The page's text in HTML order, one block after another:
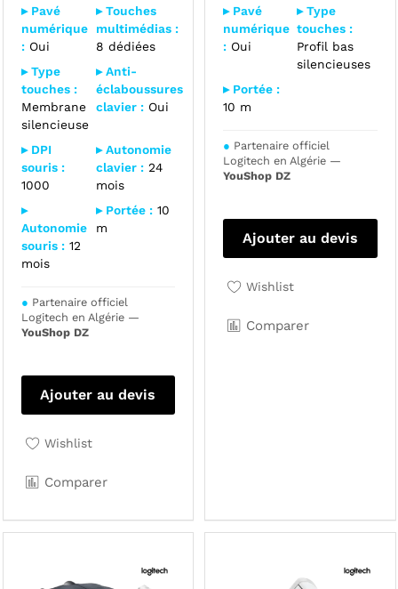
▸ Pavé
numérique
:Oui
▸ Touches
multimédias :
8 dédiées
▸ Type
touches :
Membrane
silencieuse
▸ Anti-
éclaboussures
clavier :Oui
▸ DPI
souris :
1000
▸ Autonomie
clavier :24
mois
▸
Autonomie
souris :12
mois
▸ Portée :10
m
● Partenaire officiel
Logitech en Algérie —
YouShop DZ
Ajouter au devis
Wishlist
Comparer
▸ Pavé
numérique
: Oui
▸ Type
touches :
Profil bas
silencieuses
▸ Portée :
10 m
● Partenaire officiel
Logitech en Algérie —
YouShop DZ
Ajouter au devis
Wishlist
Comparer